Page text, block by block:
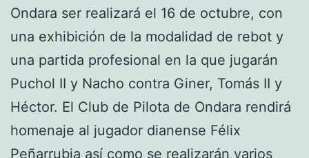
Ondara ser realizará el 16 de octubre, con
una exhibición de la modalidad de rebot y
una partida profesional en la que jugarán
Puchol II y Nacho contra Giner, Tomás II y
Héctor. El Club de Pilota de Ondara rendirá
homenaje al jugador dianense Félix
Peñarrubia así como se realizarán varios